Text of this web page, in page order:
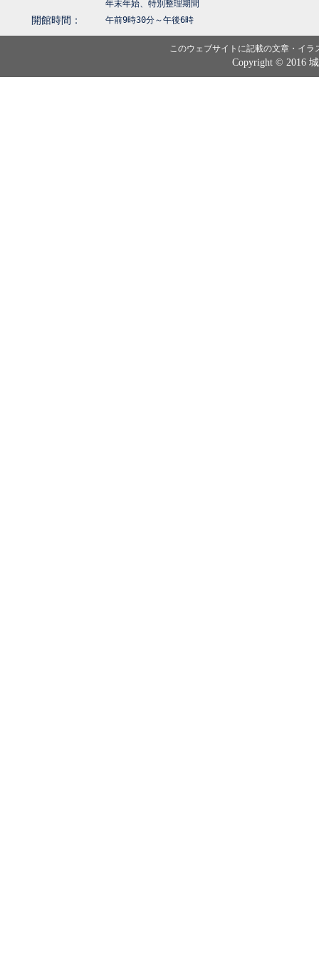
年末年始、特別整理期間
開館時間： 午前9時30分～午後6時
このウェブサイトに記載の文章・イ
Copyright © 2016